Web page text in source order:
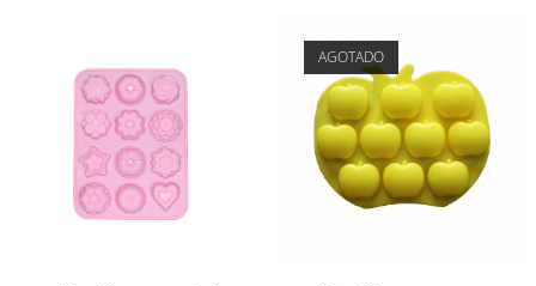
AGOTADO